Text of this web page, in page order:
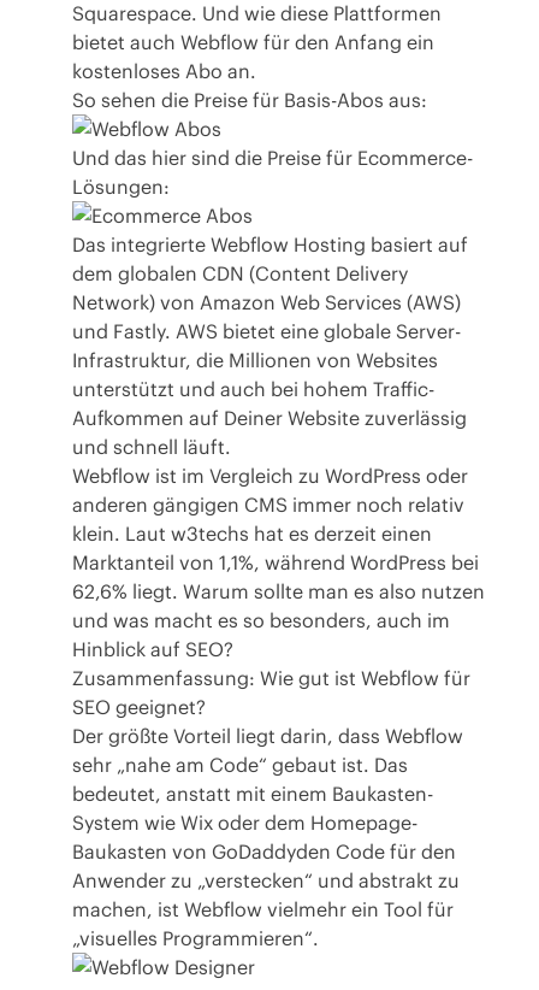
Squarespace. Und wie diese Plattformen
bietet auch Webflow für den Anfang ein
kostenloses Abo an.
So sehen die Preise für Basis-Abos aus:
Und das hier sind die Preise für Ecommerce-
Lösungen:
Das integrierte Webflow Hosting basiert auf
dem globalen CDN (Content Delivery
Network) von Amazon Web Services (AWS)
und Fastly. AWS bietet eine globale Server-
Infrastruktur, die Millionen von Websites
unterstützt und auch bei hohem Traffic-
Aufkommen auf Deiner Website zuverlässig
und schnell läuft.
Webflow ist im Vergleich zu WordPress oder
anderen gängigen CMS immer noch relativ
klein. Laut w3techs hat es derzeit einen
Marktanteil von 1,1%, während WordPress bei
62,6% liegt. Warum sollte man es also nutzen
und was macht es so besonders, auch im
Hinblick auf SEO?
Zusammenfassung: Wie gut ist Webflow für
SEO geeignet?
Der größte Vorteil liegt darin, dass Webflow
sehr „nahe am Code“ gebaut ist. Das
bedeutet, anstatt mit einem Baukasten-
System wie Wix oder dem Homepage-
Baukasten von GoDaddyden Code für den
Anwender zu „verstecken“ und abstrakt zu
machen, ist Webflow vielmehr ein Tool für
„visuelles Programmieren“.